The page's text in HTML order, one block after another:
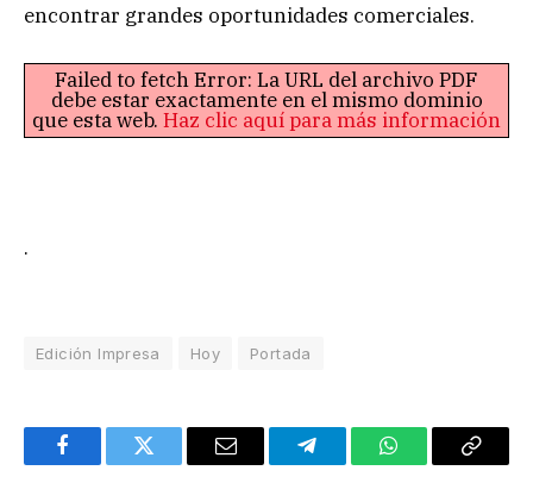
encontrar grandes oportunidades comerciales.
Failed to fetch Error: La URL del archivo PDF
debe estar exactamente en el mismo dominio
que esta web. Haz clic aquí para más información
.
Edición Impresa Hoy Portada
FacebookTwitter Email TelegramWhatsAppCopy